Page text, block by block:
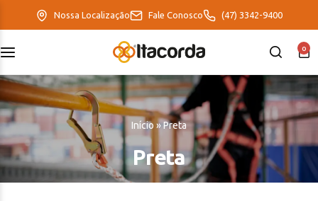
Nossa Localização Fale Conosco (47) 3342-9400
0
Início »Preta
Preta
EcoFriendly
ItaMaxx